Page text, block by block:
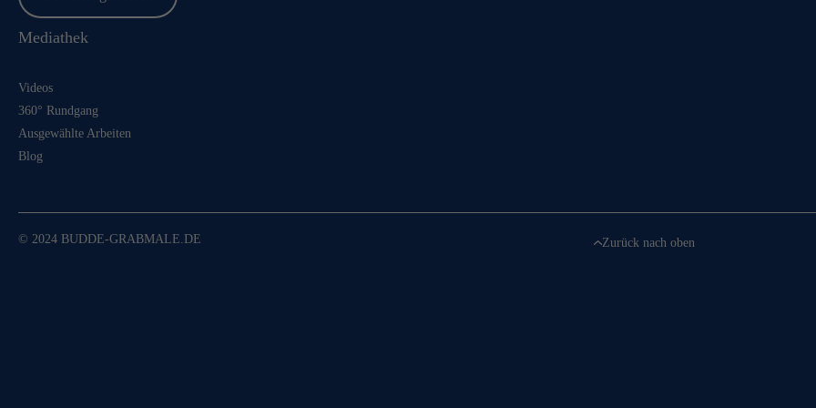
Mediathek
Videos
360° Rundgang
Ausgewählte Arbeiten
Blog
© 2024 BUDDE-GRABMALE.DE Zurück nach oben